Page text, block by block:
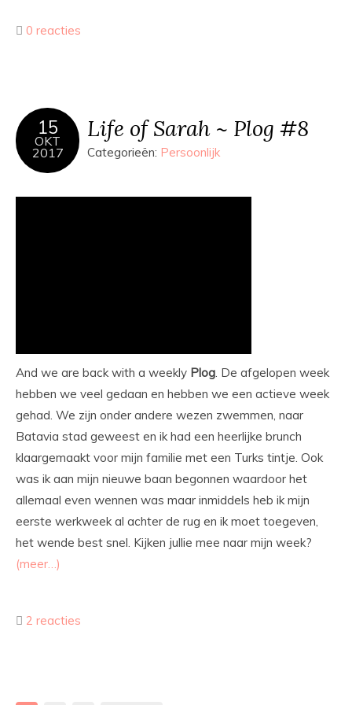
0 reacties
15
OKT
2017
Life of Sarah ~ Plog #8
Categorieën: Persoonlijk
And we are back with a weekly Plog. De afgelopen week
hebben we veel gedaan en hebben we een actieve week
gehad. We zijn onder andere wezen zwemmen, naar
Batavia stad geweest en ik had een heerlijke brunch
klaargemaakt voor mijn familie met een Turks tintje. Ook
was ik aan mijn nieuwe baan begonnen waardoor het
allemaal even wennen was maar inmiddels heb ik mijn
eerste werkweek al achter de rug en ik moet toegeven,
het wende best snel. Kijken jullie mee naar mijn week?
(meer…)
2 reacties